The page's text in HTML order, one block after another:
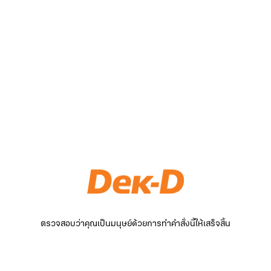
ตรวจสอบว่าคุณเป็นมนุษย์ด้วยการทำคำสั่งนี้ให้เสร็จสิ้น